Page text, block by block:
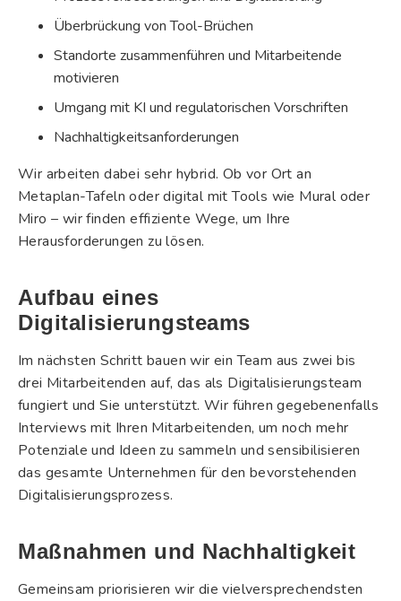
Überbrückung von Tool-Brüchen
Standorte zusammenführen und Mitarbeitende
motivieren
Umgang mit KI und regulatorischen Vorschriften
Nachhaltigkeitsanforderungen
Wir arbeiten dabei sehr hybrid. Ob vor Ort an
Metaplan-Tafeln oder digital mit Tools wie Mural oder
Miro – wir finden effiziente Wege, um Ihre
Herausforderungen zu lösen.
Aufbau eines
Digitalisierungsteams
Im nächsten Schritt bauen wir ein Team aus zwei bis
drei Mitarbeitenden auf, das als Digitalisierungsteam
fungiert und Sie unterstützt. Wir führen gegebenenfalls
Interviews mit Ihren Mitarbeitenden, um noch mehr
Potenziale und Ideen zu sammeln und sensibilisieren
das gesamte Unternehmen für den bevorstehenden
Digitalisierungsprozess.
Maßnahmen und Nachhaltigkeit
Gemeinsam priorisieren wir die vielversprechendsten